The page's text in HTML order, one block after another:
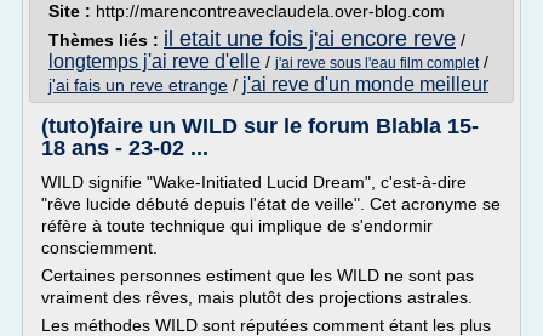
Site : http://marencontreaveclaudela.over-blog.com
Thèmes liés : il etait une fois j'ai encore reve /
longtemps j'ai reve d'elle / j'ai reve sous l'eau film complet/
j'ai fais un reve etrange / j'ai reve d'un monde meilleur
(tuto)faire un WILD sur le forum Blabla 15-
18 ans - 23-02 ...
WILD signifie "Wake-Initiated Lucid Dream", c'est-à-dire
"rêve lucide débuté depuis l'état de veille". Cet acronyme se
réfère à toute technique qui implique de s'endormir
consciemment.
Certaines personnes estiment que les WILD ne sont pas
vraiment des rêves, mais plutôt des projections astrales.
Les méthodes WILD sont réputées comment étant les plus